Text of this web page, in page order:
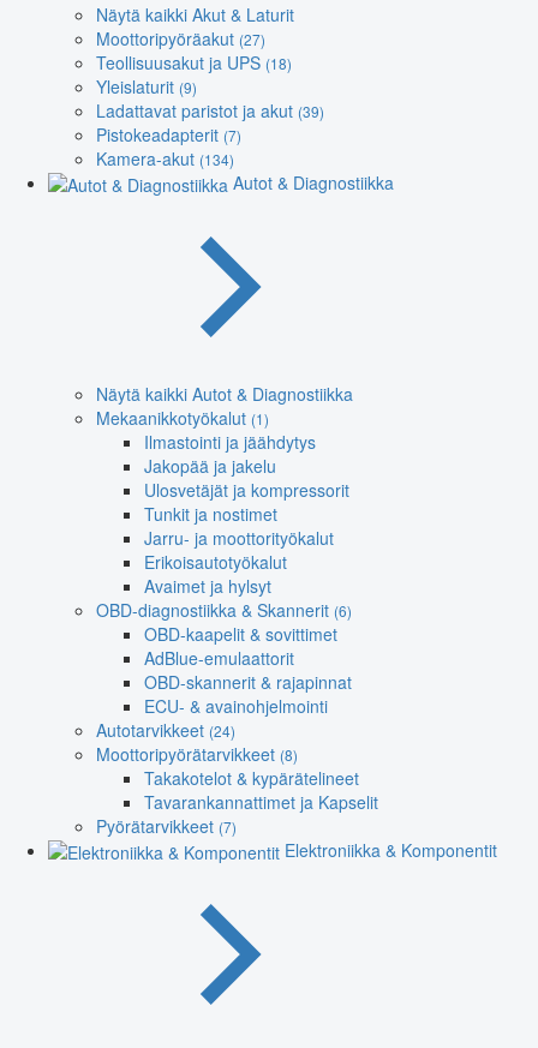
Näytä kaikki Akut & Laturit
Moottoripyöräakut (27)
Teollisuusakut ja UPS (18)
Yleislaturit (9)
Ladattavat paristot ja akut (39)
Pistokeadapterit (7)
Kamera-akut (134)
Autot & Diagnostiikka
Näytä kaikki Autot & Diagnostiikka
Mekaanikkotyökalut (1)
Ilmastointi ja jäähdytys
Jakopää ja jakelu
Ulosvetäjät ja kompressorit
Tunkit ja nostimet
Jarru- ja moottorityökalut
Erikoisautotyökalut
Avaimet ja hylsyt
OBD-diagnostiikka & Skannerit (6)
OBD-kaapelit & sovittimet
AdBlue-emulaattorit
OBD-skannerit & rajapinnat
ECU- & avainohjelmointi
Autotarvikkeet (24)
Moottoripyörätarvikkeet (8)
Takakotelot & kypärätelineet
Tavarankannattimet ja Kapselit
Pyörätarvikkeet (7)
Elektroniikka & Komponentit